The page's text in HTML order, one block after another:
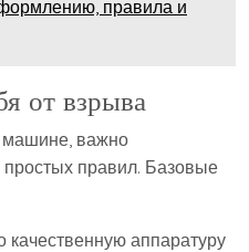
правила и
от взрыва
машине, важно
простых правил. Базовые
качественную аппаратуру